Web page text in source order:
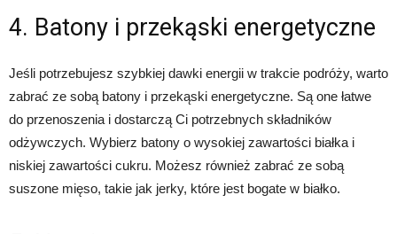
4. Batony i przekąski energetyczne
Jeśli potrzebujesz szybkiej dawki energii w trakcie podróży, warto
zabrać ze sobą batony i przekąski energetyczne. Są one łatwe
do przenoszenia i dostarczą Ci potrzebnych składników
odżywczych. Wybierz batony o wysokiej zawartości białka i
niskiej zawartości cukru. Możesz również zabrać ze sobą
suszone mięso, takie jak jerky, które jest bogate w białko.